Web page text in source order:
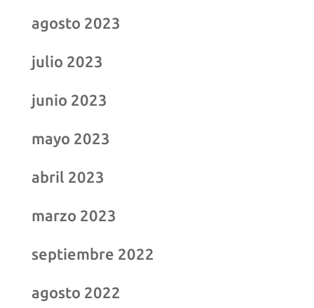
agosto 2023
julio 2023
junio 2023
mayo 2023
abril 2023
marzo 2023
septiembre 2022
agosto 2022